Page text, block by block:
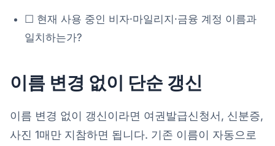
☐ 현재 사용 중인 비자·마일리지·금융 계정 이름과
일치하는가?
이름 변경 없이 단순 갱신
이름 변경 없이 갱신이라면 여권발급신청서, 신분증,
사진 1매만 지참하면 됩니다. 기존 이름이 자동으로